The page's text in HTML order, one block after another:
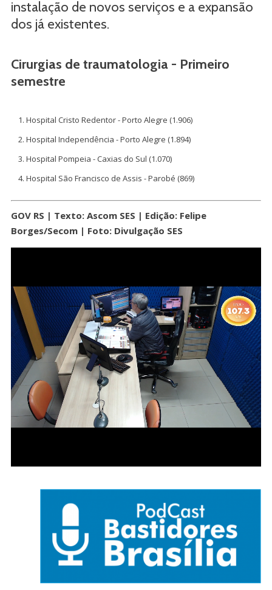
instalação de novos serviços e a expansão
dos já existentes.
Cirurgias de traumatologia - Primeiro
semestre
Hospital Cristo Redentor - Porto Alegre (1.906)
Hospital Independência - Porto Alegre (1.894)
Hospital Pompeia - Caxias do Sul (1.070)
Hospital São Francisco de Assis - Parobé (869)
GOV RS | Texto: Ascom SES | Edição: Felipe
Borges/Secom | Foto: Divulgação SES